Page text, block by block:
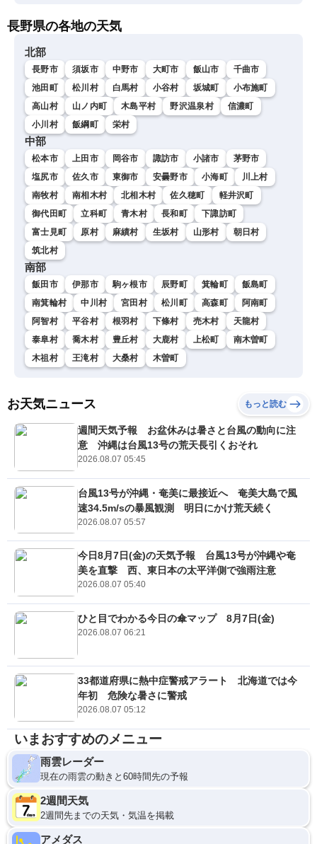
長野県の各地の天気
北部
長野市 須坂市 中野市 大町市 飯山市
千曲市
池田町
松川村 白馬村 小谷村 坂城町
小布施町
高山村
山ノ内町 木島平村 野沢温泉村
信濃町
小川村
飯綱町 栄村
中部
松本市 上田市 岡谷市 諏訪市 小諸市
茅野市
塩尻市
佐久市 東御市 安曇野市 小海町
川上村
南牧村
南相木村 北相木村 佐久穂町
軽井沢町
御代田町
立科町 青木村 長和町
下諏訪町
富士見町
原村 麻績村 生坂村 山形村
朝日村
筑北村
南部
飯田市 伊那市 駒ヶ根市 辰野町 箕輪町
飯島町
南箕輪村
中川村 宮田村 松川町 高森町
阿南町
阿智村
平谷村 根羽村 下條村 売木村
天龍村
泰阜村
喬木村 豊丘村 大鹿村 上松町
南木曽町
木祖村
王滝村 大桑村 木曽町
お天気ニュース もっと読む
週間天気予報 お盆休みは暑さと台風の動向に注
意 沖縄は台風13号の荒天長引くおそれ
2026.08.07 05:45
台風13号が沖縄・奄美に最接近へ 奄美大島で風
速34.5m/sの暴風観測 明日にかけ荒天続く
2026.08.07 05:57
今日8月7日(金)の天気予報 台風13号が沖縄や奄
美を直撃 西、東日本の太平洋側で強雨注意
2026.08.07 05:40
ひと目でわかる今日の傘マップ 8月7日(金)
2026.08.07 06:21
33都道府県に熱中症警戒アラート 北海道では今
年初 危険な暑さに警戒
2026.08.07 05:12
いまおすすめのメニュー
雨雲レーダー
現在の雨雲の動きと60時間先の予報
2週間天気
2週間先までの天気・気温を掲載
アメダス